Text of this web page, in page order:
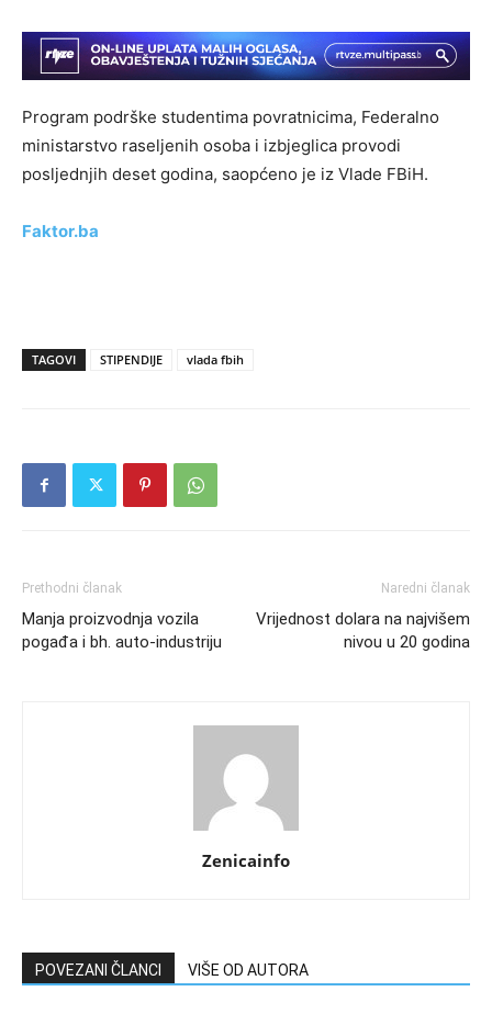
Program podrške studentima povratnicima, Federalno
ministarstvo raseljenih osoba i izbjeglica provodi
posljednjih deset godina, saopćeno je iz Vlade FBiH.
Faktor.ba
TAGOVI STIPENDIJE vlada fbih
Prethodni članak
Manja proizvodnja vozila
pogađa i bh. auto-industriju
Naredni članak
Vrijednost dolara na najvišem
nivou u 20 godina
Zenicainfo
POVEZANI ČLANCI VIŠE OD AUTORA